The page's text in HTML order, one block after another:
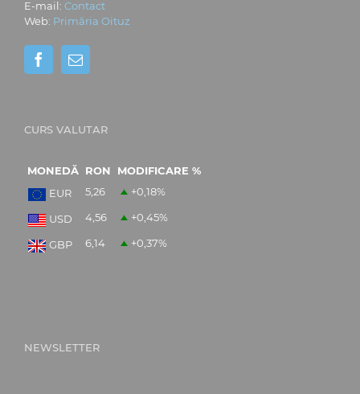
E-mail: Contact
Web: Primăria Oituz
CURS VALUTAR
MONEDĂ RON
MODIFICARE %
EUR
5,26 +0,18%
USD 4,56 +0,45%
GBP 6,14 +0,37%
NEWSLETTER